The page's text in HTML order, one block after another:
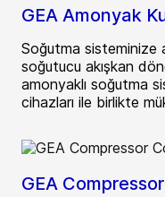
GEA Amonyak
Soğutma sisteminize
soğutucu akışkan
amonyaklı soğutma
cihazları ile birlikte
GEA